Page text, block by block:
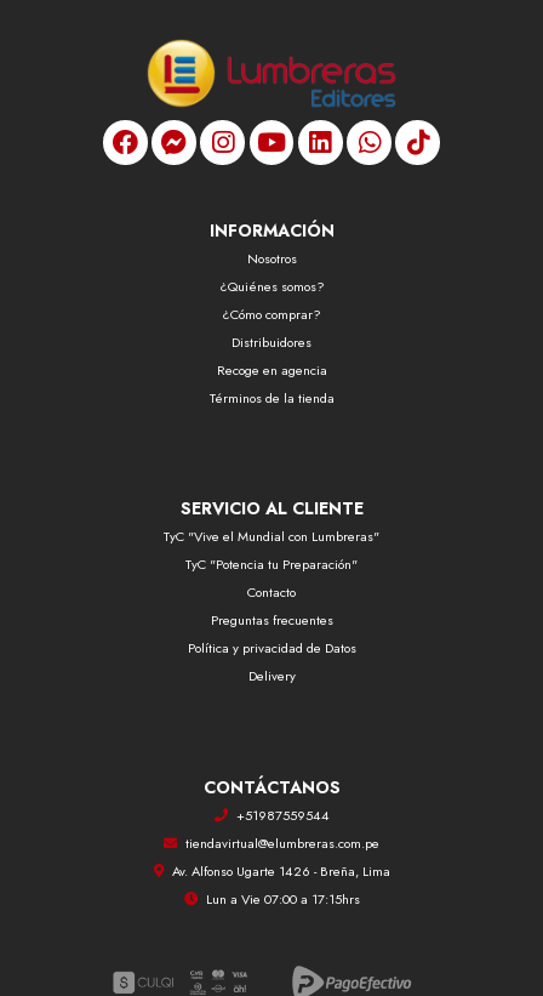
INFORMACIÓN
Nosotros
¿Quiénes somos?
¿Cómo comprar?
Distribuidores
Recoge en agencia
Términos de la tienda
SERVICIO AL CLIENTE
TyC "Vive el Mundial con Lumbreras"
TyC "Potencia tu Preparación"
Contacto
Preguntas frecuentes
Política y privacidad de Datos
Delivery
CONTÁCTANOS
+51987559544
tiendavirtual@elumbreras.com.pe
Av. Alfonso Ugarte 1426 - Breña, Lima
Lun a Vie 07:00 a 17:15hrs